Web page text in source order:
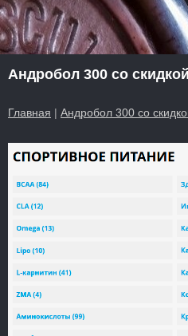
Андробол 300 со
Главная | Андробол 300 со